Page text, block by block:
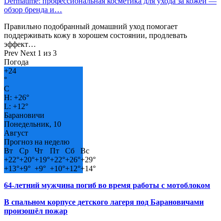
обзор бренда и…
Правильно подобранный домашний уход помогает
поддерживать кожу в хорошем состоянии, продлевать
эффект…
Prev Next 1 из 3
Погода
+24
°
C
H: +26°
L: +12°
Барановичи
Понедельник, 10
Август
Прогноз на неделю
Вт
Ср Чт Пт Сб
Вс
+22°+20°+19°+22°+26°+29°
+13°+9° +9° +10°+12°+14°
64-летний мужчина погиб во время работы с мотоблоком
В спальном корпусе детского лагеря под Барановичами
произошёл пожар